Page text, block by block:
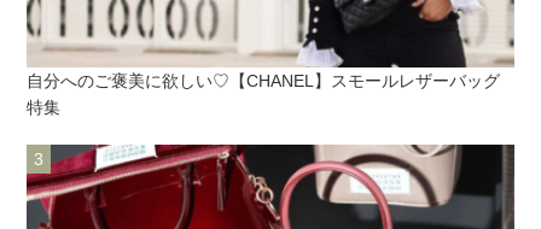
自分へのご褒美に欲しい♡【CHANEL】スモールレザーバッグ
特集